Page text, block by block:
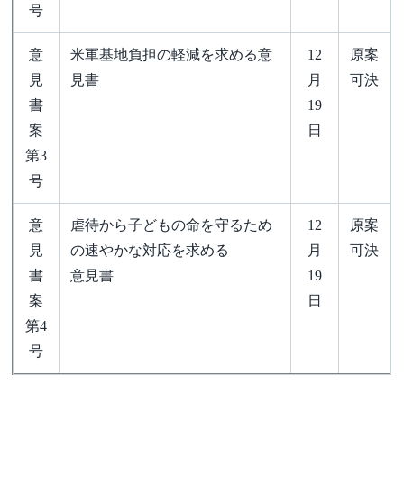
号
意
見
書
案
第3
号
米軍基地負担の軽減を求める意
見書
12
月
19
日
原案
可決
意
見
書
案
第4
号
虐待から子どもの命を守るため
の速やかな対応を求める
意見書
12
月
19
日
原案
可決